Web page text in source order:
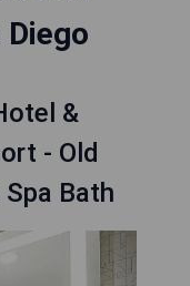
Diego
&
- Old
Bath